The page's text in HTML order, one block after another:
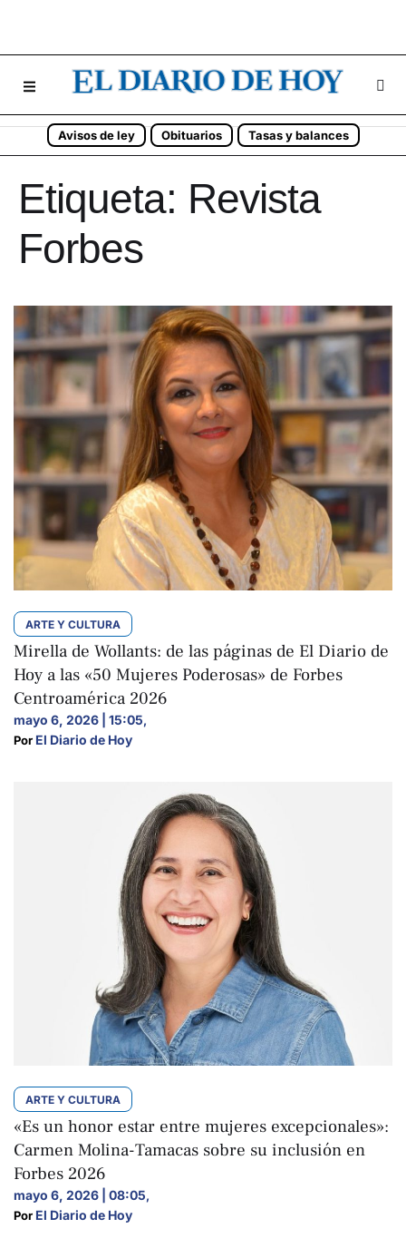
Avisos de ley Obituarios Tasas y balances
Etiqueta: Revista
Forbes
ARTE Y CULTURA
Mirella de Wollants: de las páginas de El Diario de
Hoy a las «50 Mujeres Poderosas» de Forbes
Centroamérica 2026
mayo 6, 2026 | 15:05,
Por El Diario de Hoy
ARTE Y CULTURA
«Es un honor estar entre mujeres excepcionales»:
Carmen Molina-Tamacas sobre su inclusión en
Forbes 2026
mayo 6, 2026 | 08:05,
Por El Diario de Hoy